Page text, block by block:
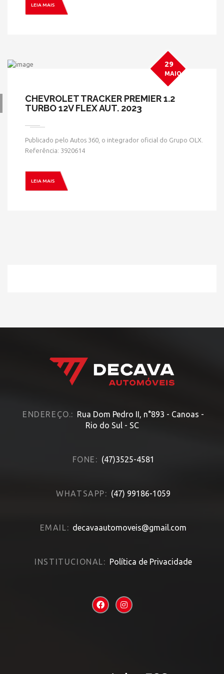
HOME
LEIA MAIS
CHEVROLET TRACKER PREMIER 1.2
TURBO 12V FLEX AUT. 2023
29
MAIO
Publicado pelo Autos 360, o integrador oficial do Grupo OLX.
Referência: 3920614
LEIA MAIS
ENDEREÇO.: Rua Dom Pedro II, n°893 - Canoas -
Rio do Sul - SC
FONE: (47)3525-4581
WHATSAPP: (47) 99186-1059
EMAIL: decavaautomoveis@gmail.com
INSTITUCIONAL: Política de Privacidade